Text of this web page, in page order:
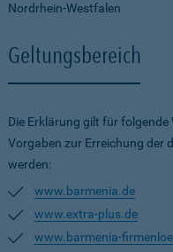
Nordrhein-Westfalen
Geltungsbereich
Die Erklärung gilt für
Vorgaben zur Erreichung der
werden:
www.barmenia.de
www.extra-plus.de
www.barmenia-